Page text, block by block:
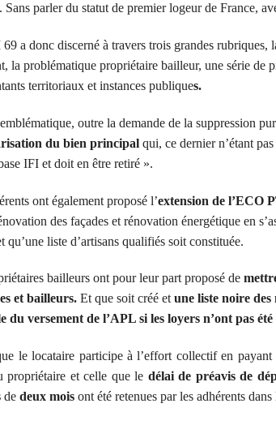
Sans parler du statut de premier logeur de France,
a donc discerné à travers trois grandes
la problématique propriétaire bailleur, une série de
territoriaux et instances publiques.
outre la demande de la suppression
du bien principal qui, ce dernier n’étant
IFI et doit en être retiré ».
ont également proposé l’extension de l’ECO
des façades et rénovation énergétique en
qu’une liste d’artisans qualifiés soit constituée.
bailleurs ont pour leur part proposé de
et bailleurs. Et que soit créé et une liste noire des
du versement de l’APL si les loyers n’ont pas été
le locataire participe à l’effort collectif en payant
propriétaire et celle que le délai de préavis de
de deux mois ont été retenues par les adhérents